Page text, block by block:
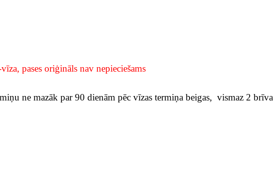
pases oriģināls nav nepieciešams
ne mazāk par 90 dienām pēc vīzas termiņa beigas, vismaz 2